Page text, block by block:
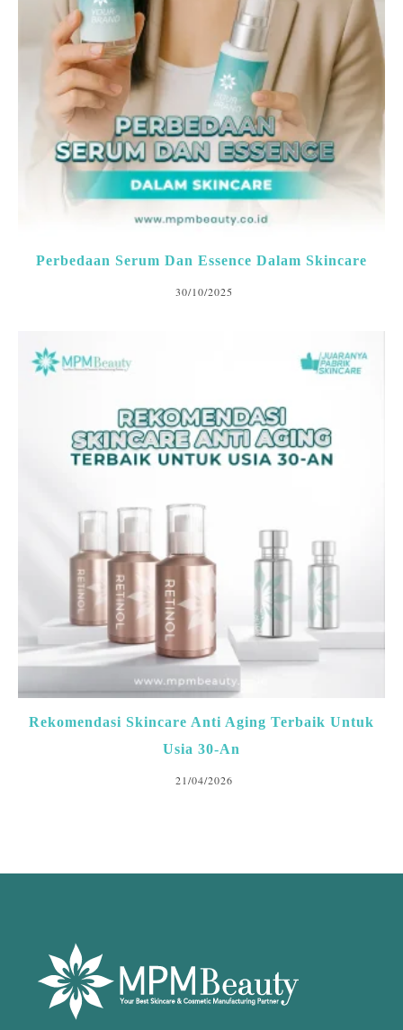
Perbedaan Serum Dan Essence Dalam Skincare
30/10/2025
Rekomendasi Skincare Anti Aging Terbaik Untuk
Usia 30-An
21/04/2026